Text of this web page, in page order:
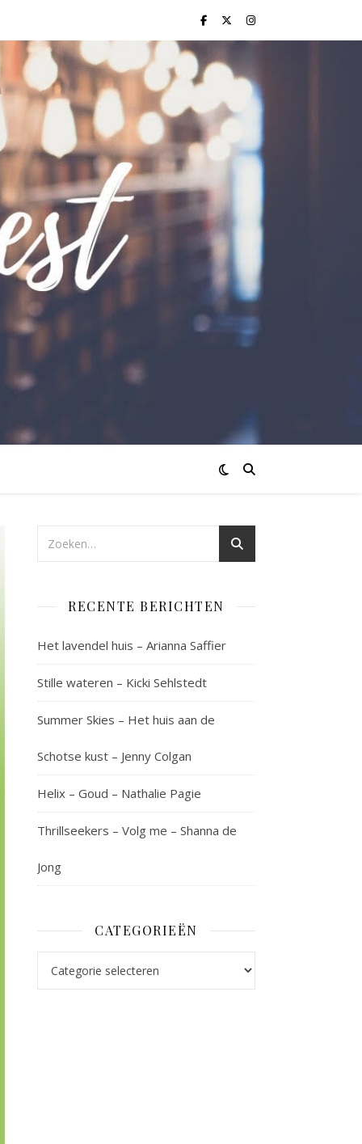
RECENTE BERICHTEN
Het lavendel huis – Arianna Saffier
Stille wateren – Kicki Sehlstedt
Summer Skies – Het huis aan de
Schotse kust – Jenny Colgan
Helix – Goud – Nathalie Pagie
Thrillseekers – Volg me – Shanna de
Jong
CATEGORIEËN